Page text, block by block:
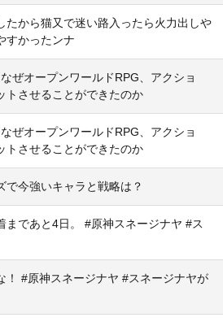
たから猫又で迷い路入ったら火力出しや
すかったンナ
ぜオープンワールドRPG、アクショ
トさせることができたのか
ぜオープンワールドRPG、アクショ
トさせることができたのか
で今強いキャラと戦略は？
まであと4日。 #原神スネージナヤ #ス
！ #原神スネージナヤ #スネージナヤが